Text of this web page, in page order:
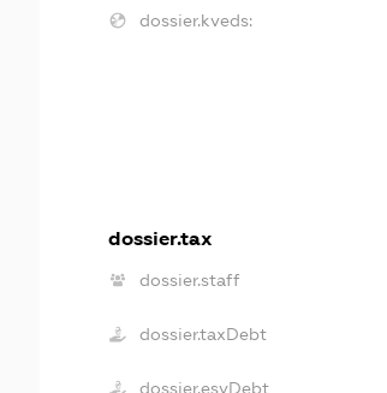
dossier.kveds:
dossier.tax
dossier.staff
dossier.taxDebt
dossier.esvDebt